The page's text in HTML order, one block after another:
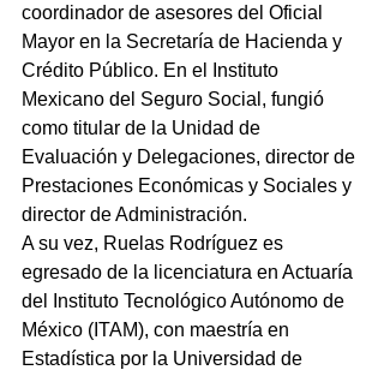
coordinador de asesores del Oficial
Mayor en la Secretaría de Hacienda y
Crédito Público. En el Instituto
Mexicano del Seguro Social, fungió
como titular de la Unidad de
Evaluación y Delegaciones, director de
Prestaciones Económicas y Sociales y
director de Administración.
A su vez, Ruelas Rodríguez es
egresado de la licenciatura en Actuaría
del Instituto Tecnológico Autónomo de
México (ITAM), con maestría en
Estadística por la Universidad de